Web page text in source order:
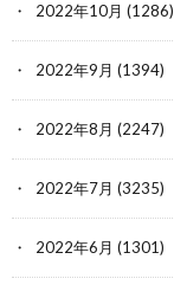
2022年10月 (1286)
2022年9月 (1394)
2022年8月 (2247)
2022年7月 (3235)
2022年6月 (1301)